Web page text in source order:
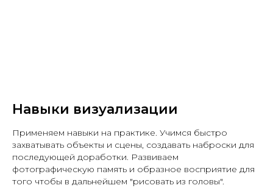
Навыки визуализации
Применяем навыки на практике. Учимся быстро
захватывать объекты и сцены, создавать наброски для
последующей доработки. Развиваем
фотографическую память и образное восприятие для
того чтобы в дальнейшем "рисовать из головы".